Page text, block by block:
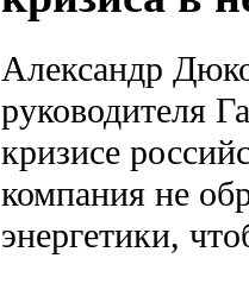
Александр
руководителя
кризисе
компания не
энергетики,